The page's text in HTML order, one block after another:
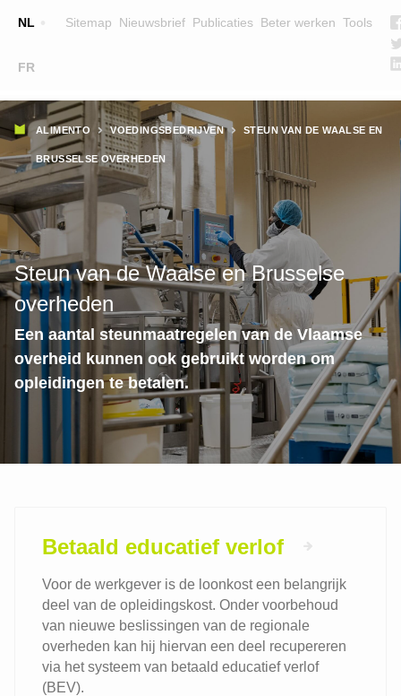
NL
FR
Sitemap Nieuwsbrief Publicaties Beter werken Tools
Main
navigation
OPLEIDINGEN
LESGEVERS
WIE ZIJN WE
TEAM
CONTACT
ZOEK EEN OPLEIDING
Kruimelpad
ALIMENTO VOEDINGSBEDRIJVEN STEUN VAN DE WAALSE EN
BRUSSELSE OVERHEDEN
Steun van de Waalse en Brusselse
overheden
Een aantal steunmaatregelen van de Vlaamse
overheid kunnen ook gebruikt worden om
opleidingen te betalen.
Betaald educatief verlof
Voor de werkgever is de loonkost een belangrijk
deel van de opleidingskost. Onder voorbehoud
van nieuwe beslissingen van de regionale
overheden kan hij hiervan een deel recupereren
via het systeem van betaald educatief verlof
(BEV).
Het opleidingsbudget voor nieuwe
werknemers
Het opleidingsbudget voor
functiewijziging
Steun van de Vlaamse overheid
werknemersopleidingen
Het VOV vervangt het Betaald
Educatief Verlof: hoe krijg je een
loontussenkomst?
Betaald educatief verlof
Betaald educatief verlof